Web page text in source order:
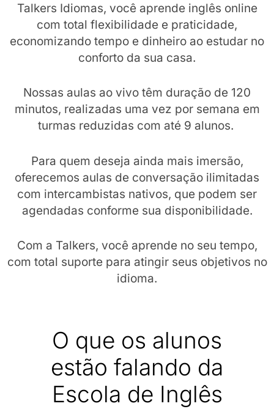
Talkers Idiomas, você aprende inglês online
com total flexibilidade e praticidade,
economizando tempo e dinheiro ao estudar no
conforto da sua casa.
Nossas aulas ao vivo têm duração de 120
minutos, realizadas uma vez por semana em
turmas reduzidas com até 9 alunos.
Para quem deseja ainda mais imersão,
oferecemos aulas de conversação ilimitadas
com intercambistas nativos, que podem ser
agendadas conforme sua disponibilidade.
Com a Talkers, você aprende no seu tempo,
com total suporte para atingir seus objetivos no
idioma.
O que os alunos
estão falando da
Escola de Inglês